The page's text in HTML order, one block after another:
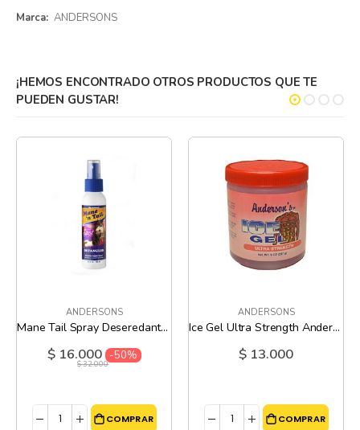
Más
ANDERSONS
¡HEMOS ENCONTRADO OTROS PRODUCTOS QUE TE
PUEDEN GUSTAR!
ANDERSONS
Mane Tail Spray Deseredante Manzana y Caramelo - 3.4 Oz
$ 32.000
Precio
especial
$ 16.000 -50%
COMPRAR
ANDERSONS
Ice Gel Ultra Strength Andersons - 9 Oz
$ 13.000
COMPRAR